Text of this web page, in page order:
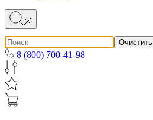
Очистить
8 (800) 700-41-98